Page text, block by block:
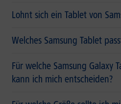
Lohnt sich ein Tablet von
Welches Samsung Tablet
Für welche Samsung Galaxy
kann ich mich entscheiden?